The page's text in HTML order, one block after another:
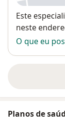
Este
neste
O que eu
Planos de